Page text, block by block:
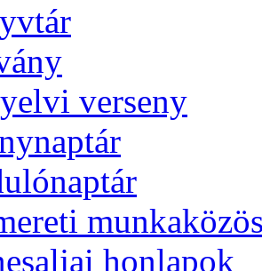
verseny
honlapok